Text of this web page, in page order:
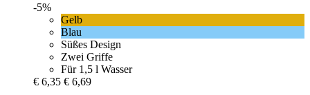
-5%
Gelb
Blau
Süßes Design
Zwei Griffe
Für 1,5 l Wasser
€ 6,35 € 6,69